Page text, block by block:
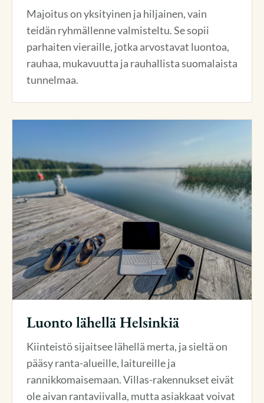
Majoitus on yksityinen ja hiljainen, vain
teidän ryhmällenne valmisteltu. Se sopii
parhaiten vieraille, jotka arvostavat luontoa,
rauhaa, mukavuutta ja rauhallista suomalaista
tunnelmaa.
Luonto lähellä Helsinkiä
Kiinteistö sijaitsee lähellä merta, ja sieltä on
pääsy ranta-alueille, laitureille ja
rannikkomaisemaan. Villas-rakennukset eivät
ole aivan rantaviivalla, mutta asiakkaat voivat